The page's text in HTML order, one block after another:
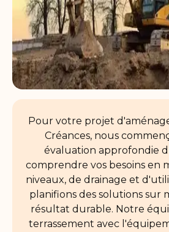
Pour votre projet
Créances, nous
évaluation approfondie
comprendre vos besoins en
niveaux, de drainage et
planifions des solutions sur
résultat durable. Notre
terrassement avec